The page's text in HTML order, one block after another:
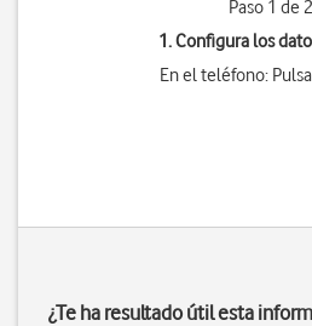
Paso 1 de 2
1. Configura los
En el teléfono: Pulsa
¿Te ha resultado útil esta